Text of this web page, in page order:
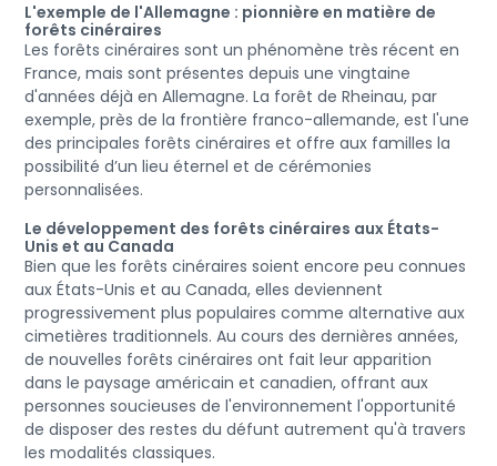
L'exemple de l'Allemagne : pionnière en matière de
forêts cinéraires
Les forêts cinéraires sont un phénomène très récent en
France, mais sont présentes depuis une vingtaine
d'années déjà en Allemagne. La forêt de Rheinau, par
exemple, près de la frontière franco-allemande, est l'une
des principales forêts cinéraires et offre aux familles la
possibilité d’un lieu éternel et de cérémonies
personnalisées.
Le développement des forêts cinéraires aux États-
Unis et au Canada
Bien que les forêts cinéraires soient encore peu connues
aux États-Unis et au Canada, elles deviennent
progressivement plus populaires comme alternative aux
cimetières traditionnels. Au cours des dernières années,
de nouvelles forêts cinéraires ont fait leur apparition
dans le paysage américain et canadien, offrant aux
personnes soucieuses de l'environnement l'opportunité
de disposer des restes du défunt autrement qu'à travers
les modalités classiques.